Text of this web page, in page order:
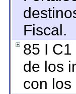
Fiscal.
85 I
de los
con los